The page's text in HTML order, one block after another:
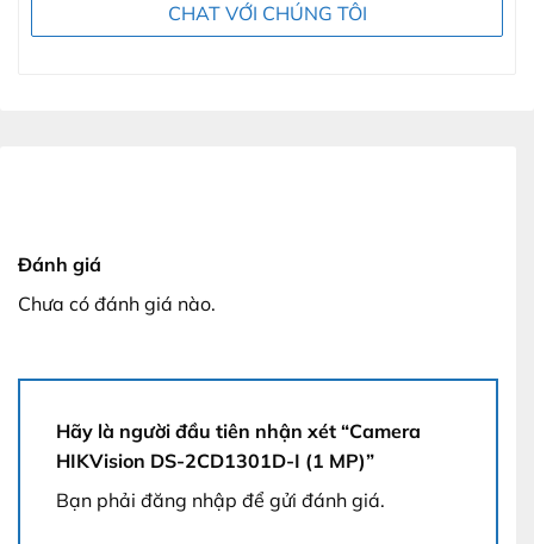
CHAT VỚI CHÚNG TÔI
Đánh giá
Chưa có đánh giá nào.
Hãy là người đầu tiên nhận xét “Camera
HIKVision DS-2CD1301D-I (1 MP)”
Bạn phải đăng nhập để gửi đánh giá.